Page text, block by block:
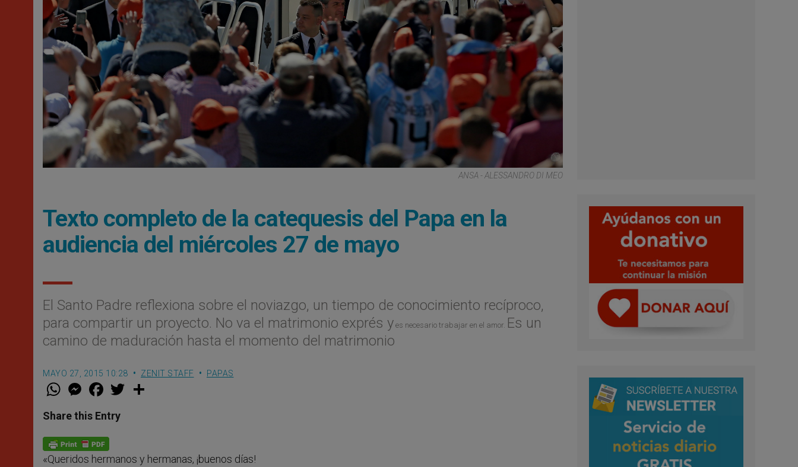
ANSA - ALESSANDRO DI MEO
Texto completo de la catequesis del Papa en la
audiencia del miércoles 27 de mayo
El Santo Padre reflexiona sobre el noviazgo, un tiempo de conocimiento recíproco,
para compartir un proyecto. No va el matrimonio exprés y es necesario trabajar en el amor. Es un
camino de maduración hasta el momento del matrimonio
MAYO 27, 2015 10:28 ZENIT STAFF PAPAS
W
t
s
p
p
M
e
s
e
g
e
r
F
a
e
b
o
k
w
Share this Entry
«Queridos hermanos y hermanas, ¡buenos días!